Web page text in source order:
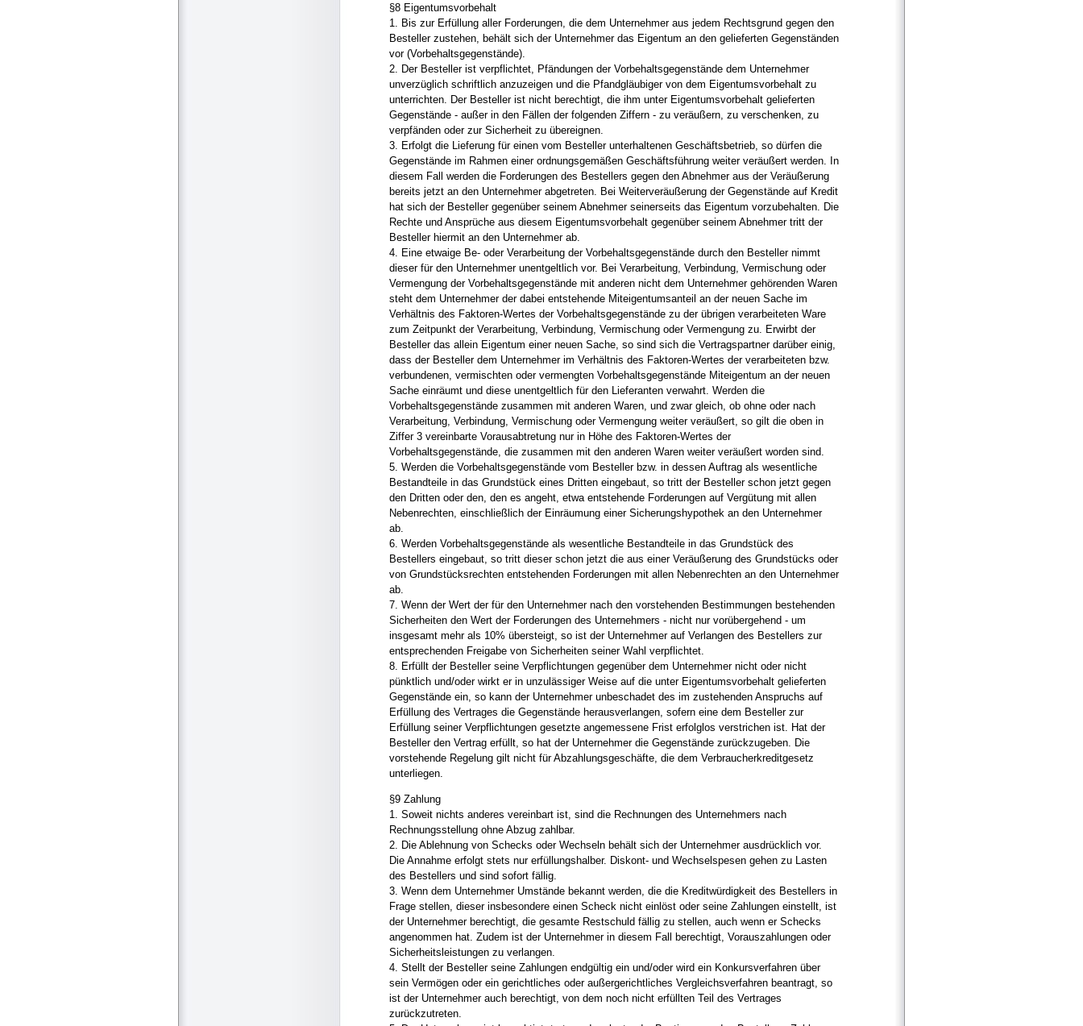
§8 Eigentumsvorbehalt
1. Bis zur Erfüllung aller Forderungen, die dem Unternehmer aus jedem Rechtsgrund gegen den
Besteller zustehen, behält sich der Unternehmer das Eigentum an den gelieferten Gegenständen
vor (Vorbehaltsgegenstände).
2. Der Besteller ist verpflichtet, Pfändungen der Vorbehaltsgegenstände dem Unternehmer
unverzüglich schriftlich anzuzeigen und die Pfandgläubiger von dem Eigentumsvorbehalt zu
unterrichten. Der Besteller ist nicht berechtigt, die ihm unter Eigentumsvorbehalt gelieferten
Gegenstände - außer in den Fällen der folgenden Ziffern - zu veräußern, zu verschenken, zu
verpfänden oder zur Sicherheit zu übereignen.
3. Erfolgt die Lieferung für einen vom Besteller unterhaltenen Geschäftsbetrieb, so dürfen die
Gegenstände im Rahmen einer ordnungsgemäßen Geschäftsführung weiter veräußert werden. In
diesem Fall werden die Forderungen des Bestellers gegen den Abnehmer aus der Veräußerung
bereits jetzt an den Unternehmer abgetreten. Bei Weiterveräußerung der Gegenstände auf Kredit
hat sich der Besteller gegenüber seinem Abnehmer seinerseits das Eigentum vorzubehalten. Die
Rechte und Ansprüche aus diesem Eigentumsvorbehalt gegenüber seinem Abnehmer tritt der
Besteller hiermit an den Unternehmer ab.
4. Eine etwaige Be- oder Verarbeitung der Vorbehaltsgegenstände durch den Besteller nimmt
dieser für den Unternehmer unentgeltlich vor. Bei Verarbeitung, Verbindung, Vermischung oder
Vermengung der Vorbehaltsgegenstände mit anderen nicht dem Unternehmer gehörenden Waren
steht dem Unternehmer der dabei entstehende Miteigentumsanteil an der neuen Sache im
Verhältnis des Faktoren-Wertes der Vorbehaltsgegenstände zu der übrigen verarbeiteten Ware
zum Zeitpunkt der Verarbeitung, Verbindung, Vermischung oder Vermengung zu. Erwirbt der
Besteller das allein Eigentum einer neuen Sache, so sind sich die Vertragspartner darüber einig,
dass der Besteller dem Unternehmer im Verhältnis des Faktoren-Wertes der verarbeiteten bzw.
verbundenen, vermischten oder vermengten Vorbehaltsgegenstände Miteigentum an der neuen
Sache einräumt und diese unentgeltlich für den Lieferanten verwahrt. Werden die
Vorbehaltsgegenstände zusammen mit anderen Waren, und zwar gleich, ob ohne oder nach
Verarbeitung, Verbindung, Vermischung oder Vermengung weiter veräußert, so gilt die oben in
Ziffer 3 vereinbarte Vorausabtretung nur in Höhe des Faktoren-Wertes der
Vorbehaltsgegenstände, die zusammen mit den anderen Waren weiter veräußert worden sind.
5. Werden die Vorbehaltsgegenstände vom Besteller bzw. in dessen Auftrag als wesentliche
Bestandteile in das Grundstück eines Dritten eingebaut, so tritt der Besteller schon jetzt gegen
den Dritten oder den, den es angeht, etwa entstehende Forderungen auf Vergütung mit allen
Nebenrechten, einschließlich der Einräumung einer Sicherungshypothek an den Unternehmer
ab.
6. Werden Vorbehaltsgegenstände als wesentliche Bestandteile in das Grundstück des
Bestellers eingebaut, so tritt dieser schon jetzt die aus einer Veräußerung des Grundstücks oder
von Grundstücksrechten entstehenden Forderungen mit allen Nebenrechten an den Unternehmer
ab.
7. Wenn der Wert der für den Unternehmer nach den vorstehenden Bestimmungen bestehenden
Sicherheiten den Wert der Forderungen des Unternehmers - nicht nur vorübergehend - um
insgesamt mehr als 10% übersteigt, so ist der Unternehmer auf Verlangen des Bestellers zur
entsprechenden Freigabe von Sicherheiten seiner Wahl verpflichtet.
8. Erfüllt der Besteller seine Verpflichtungen gegenüber dem Unternehmer nicht oder nicht
pünktlich und/oder wirkt er in unzulässiger Weise auf die unter Eigentumsvorbehalt gelieferten
Gegenstände ein, so kann der Unternehmer unbeschadet des im zustehenden Anspruchs auf
Erfüllung des Vertrages die Gegenstände herausverlangen, sofern eine dem Besteller zur
Erfüllung seiner Verpflichtungen gesetzte angemessene Frist erfolglos verstrichen ist. Hat der
Besteller den Vertrag erfüllt, so hat der Unternehmer die Gegenstände zurückzugeben. Die
vorstehende Regelung gilt nicht für Abzahlungsgeschäfte, die dem Verbraucherkreditgesetz
unterliegen.
§9 Zahlung
1. Soweit nichts anderes vereinbart ist, sind die Rechnungen des Unternehmers nach
Rechnungsstellung ohne Abzug zahlbar.
2. Die Ablehnung von Schecks oder Wechseln behält sich der Unternehmer ausdrücklich vor.
Die Annahme erfolgt stets nur erfüllungshalber. Diskont- und Wechselspesen gehen zu Lasten
des Bestellers und sind sofort fällig.
3. Wenn dem Unternehmer Umstände bekannt werden, die die Kreditwürdigkeit des Bestellers in
Frage stellen, dieser insbesondere einen Scheck nicht einlöst oder seine Zahlungen einstellt, ist
der Unternehmer berechtigt, die gesamte Restschuld fällig zu stellen, auch wenn er Schecks
angenommen hat. Zudem ist der Unternehmer in diesem Fall berechtigt, Vorauszahlungen oder
Sicherheitsleistungen zu verlangen.
4. Stellt der Besteller seine Zahlungen endgültig ein und/oder wird ein Konkursverfahren über
sein Vermögen oder ein gerichtliches oder außergerichtliches Vergleichsverfahren beantragt, so
ist der Unternehmer auch berechtigt, von dem noch nicht erfüllten Teil des Vertrages
zurückzutreten.